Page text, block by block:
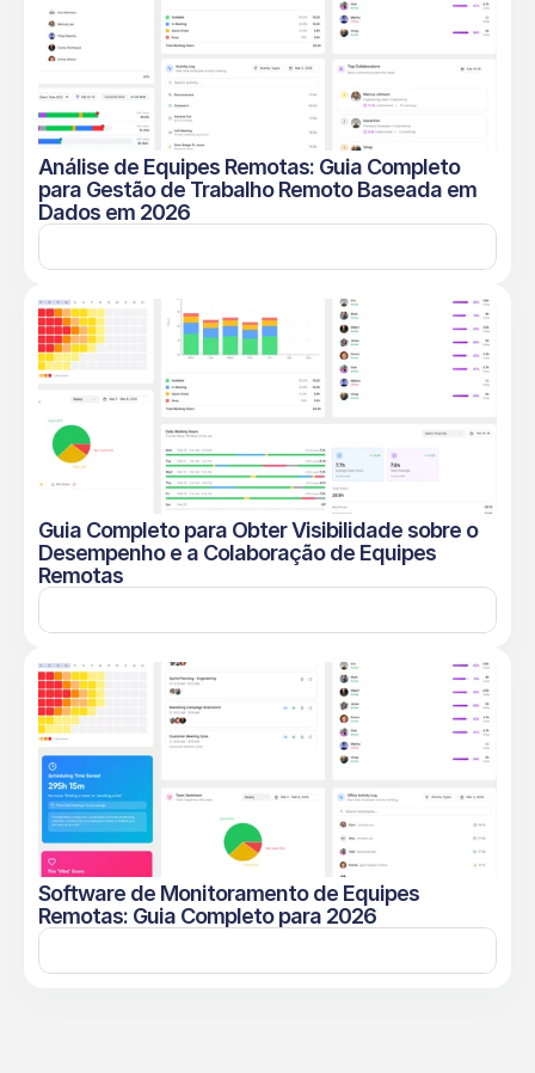
Análise de Equipes Remotas: Guia Completo
para Gestão de Trabalho Remoto Baseada em
Dados em 2026
Guia Completo para Obter Visibilidade sobre o
Desempenho e a Colaboração de Equipes
Remotas
Software de Monitoramento de Equipes
Remotas: Guia Completo para 2026